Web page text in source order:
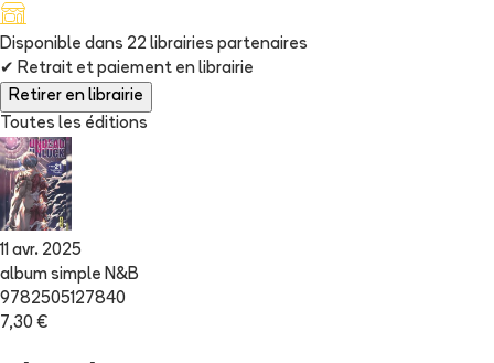
Disponible dans 22 librairies partenaires
✔ Retrait et paiement en librairie
Retirer en librairie
Toutes les éditions
11 avr. 2025
album simple N&B
9782505127840
7,30 €